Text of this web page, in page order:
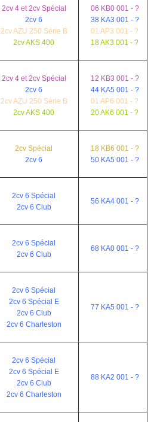
2cv 4 et 2cv Spécial
2cv 6
2cv AZU 250 Série B
2cv AKS 400
06 KB0 001 - ?
38 KA3 001 - ?
01 AP3 001 - ?
18 AK3 001 - ?
2cv 4 et 2cv Spécial
2cv 6
2cv AZU 250 Série B
2cv AKS 400
12 KB3 001 - ?
44 KA5 001 - ?
01 AP6 001 - ?
20 AK6 001 - ?
2cv Spécial
2cv 6
18 KB6 001 - ?
50 KA5 001 - ?
2cv 6 Spécial
2cv 6 Club
56 KA4 001 - ?
2cv 6 Spécial
2cv 6 Club
68 KA0 001 - ?
2cv 6 Spécial
2cv 6 Spécial E
2cv 6 Club
2cv 6 Charleston
77 KA5 001 - ?
2cv 6 Spécial
2cv 6 Spécial E
2cv 6 Club
2cv 6 Charleston
88 KA2 001 - ?